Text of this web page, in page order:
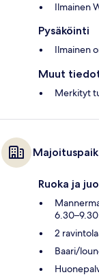
Ilmainen
Pysäköinti
Ilmainen
Muut
Merkityt
Ruoka ja
6.30–9.30
2
Baari/